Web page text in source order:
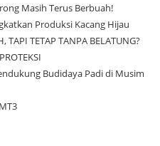
Masih Terus Berbuah!
Produksi Kacang Hijau
TAPI TETAP TANPA BELATUNG?
Budidaya Padi di Musim